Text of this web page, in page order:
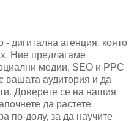
дигитална агенция, която
Ние предлагаме
медии, SEO и PPC
вашата аудитория и да
Доверете се на нашия
да растете
по-долу, за да научите